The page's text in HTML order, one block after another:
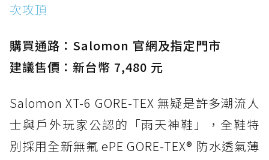
次攻頂
購買通路：Salomon 官網及指定門市
建議售價：新台幣 7,480 元
Salomon XT-6 GORE-TEX 無疑是許多潮流人
士與戶外玩家公認的「雨天神鞋」，全鞋特
別採用全新無氟 ePE GORE-TEX® 防水透氣薄